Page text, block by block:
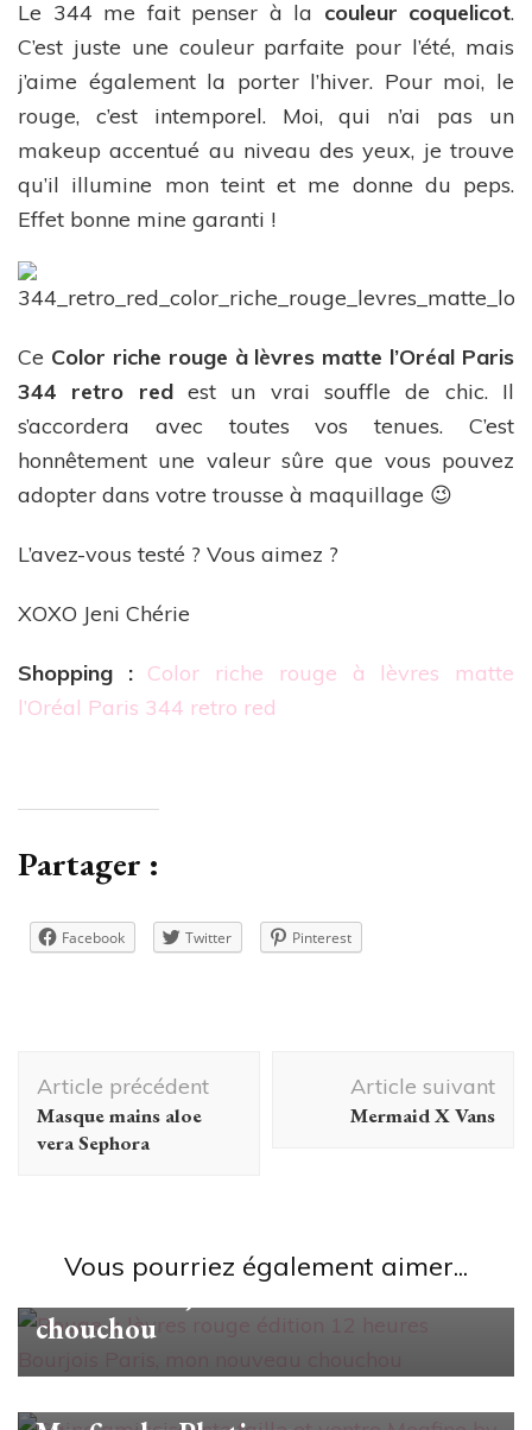
Le 344 me fait penser à la couleur coquelicot.
C’est juste une couleur parfaite pour l’été, mais
j’aime également la porter l’hiver. Pour moi, le
rouge, c’est intemporel. Moi, qui n’ai pas un
makeup accentué au niveau des yeux, je trouve
qu’il illumine mon teint et me donne du peps.
Effet bonne mine garanti !
Ce Color riche rouge à lèvres matte l’Oréal Paris
344 retro redest un vrai souffle de chic. Il
s’accordera avec toutes vos tenues. C’est
honnêtement une valeur sûre que vous pouvez
adopter dans votre trousse à maquillage 😉
L’avez-vous testé ? Vous aimez ?
XOXO Jeni Chérie
Shopping : Color riche rouge à lèvres matte
l’Oréal Paris 344 retro red
Partager :
Facebook Twitter Pinterest
Navigation
d'article
Article précédent
Masque mains aloe
vera Sephora
Article suivant
Mermaid X Vans
Vous pourriez également aimer...
Rouge à lèvres rouge édition 12
heures Bourjois Paris, mon nouveau
chouchou